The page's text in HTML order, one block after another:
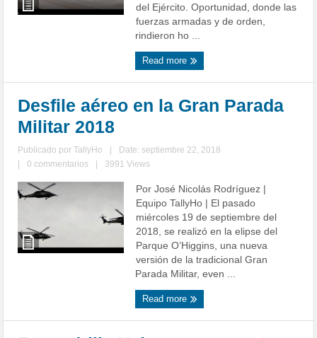
del Ejército. Oportunidad, donde las
fuerzas armadas y de orden,
rindieron ho ...
Read more
Desfile aéreo en la Gran Parada
Militar 2018
Publicado porTallyHo
Date: septiembre 22, 2018
0 commentarios 3991 Views
Por José Nicolás Rodríguez |
Equipo TallyHo | El pasado
miércoles 19 de septiembre del
2018, se realizó en la elipse del
Parque O’Higgins, una nueva
versión de la tradicional Gran
Parada Militar, even ...
Read more